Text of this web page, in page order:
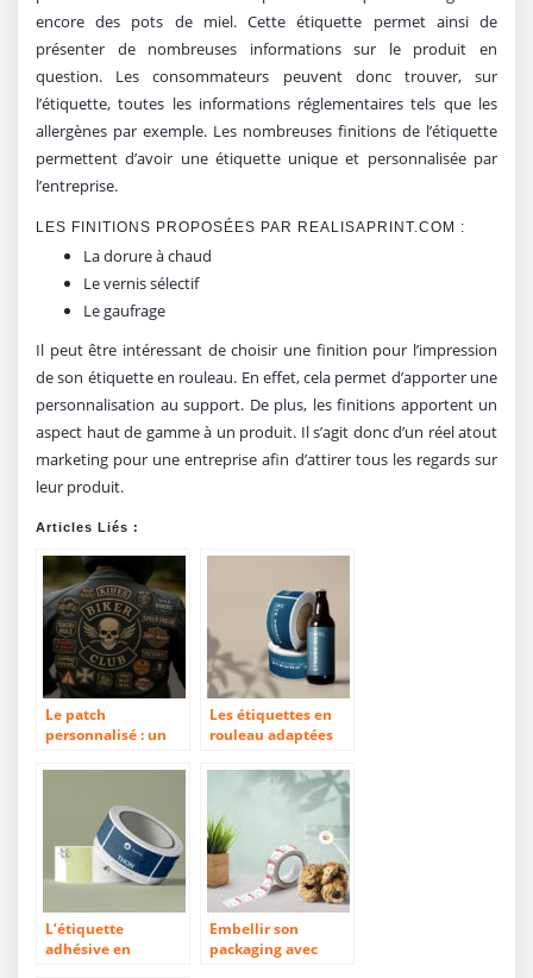
encore des pots de miel. Cette étiquette permet ainsi de
présenter de nombreuses informations sur le produit en
question. Les consommateurs peuvent donc trouver, sur
l’étiquette, toutes les informations réglementaires tels que les
allergènes par exemple. Les nombreuses finitions de l’étiquette
permettent d’avoir une étiquette unique et personnalisée par
l’entreprise.
LES FINITIONS PROPOSÉES PAR REALISAPRINT.COM :
La dorure à chaud
Le vernis sélectif
Le gaufrage
Il peut être intéressant de choisir une finition pour l’impression
de son étiquette en rouleau. En effet, cela permet d’apporter une
personnalisation au support. De plus, les finitions apportent un
aspect haut de gamme à un produit. Il s’agit donc d’un réel atout
marketing pour une entreprise afin d’attirer tous les regards sur
leur produit.
Articles Liés :
Le patch
personnalisé : un
service de tous les
Les étiquettes en
rouleau adaptées
L’étiquette
adhésive en
Embellir son
packaging avec